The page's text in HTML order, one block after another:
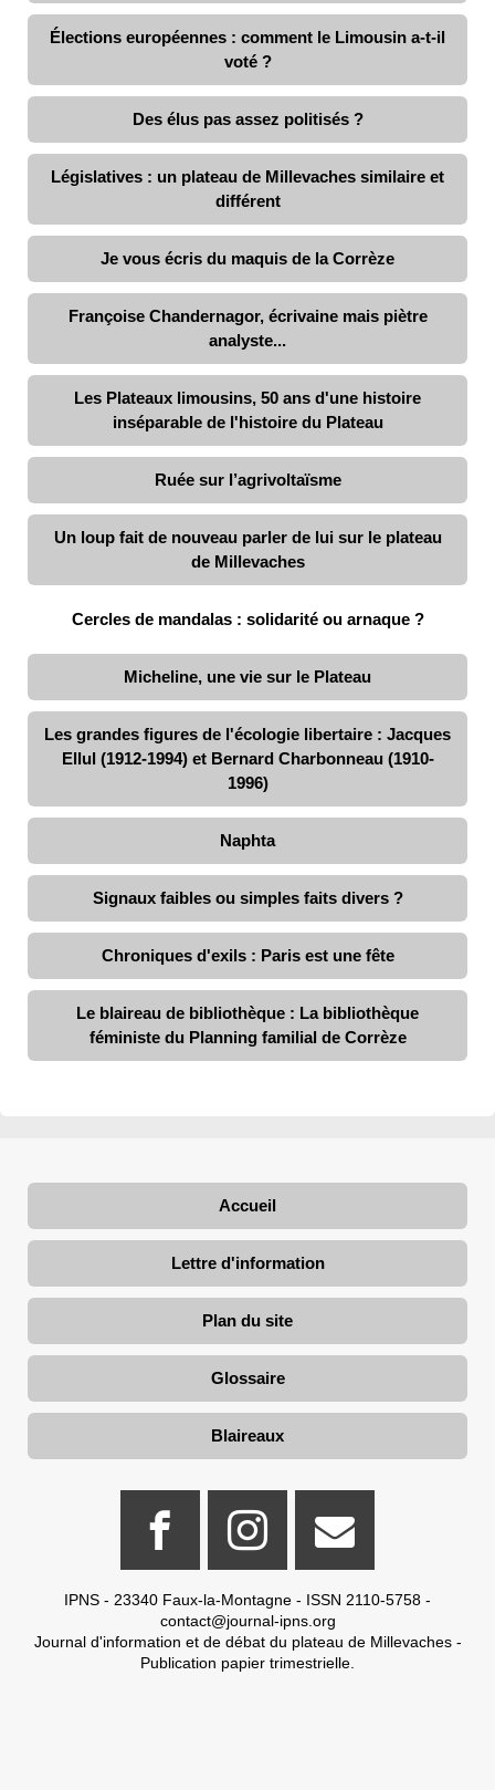
Élections européennes : comment le Limousin a-t-il
voté ?
Des élus pas assez politisés ?
Législatives : un plateau de Millevaches similaire et
différent
Je vous écris du maquis de la Corrèze
Françoise Chandernagor, écrivaine mais piètre
analyste...
Les Plateaux limousins, 50 ans d'une histoire
inséparable de l'histoire du Plateau
Ruée sur l’agrivoltaïsme
Un loup fait de nouveau parler de lui sur le plateau
de Millevaches
Cercles de mandalas : solidarité ou arnaque ?
Micheline, une vie sur le Plateau
Les grandes figures de l'écologie libertaire : Jacques
Ellul (1912-1994) et Bernard Charbonneau (1910-
1996)
Naphta
Signaux faibles ou simples faits divers ?
Chroniques d'exils : Paris est une fête
Le blaireau de bibliothèque : La bibliothèque
féministe du Planning familial de Corrèze
Accueil
Lettre d'information
Plan du site
Glossaire
Blaireaux
IPNS - 23340 Faux-la-Montagne - ISSN 2110-5758 -
contact@journal-ipns.org
Journal d'information et de débat du plateau de Millevaches -
Publication papier trimestrielle.